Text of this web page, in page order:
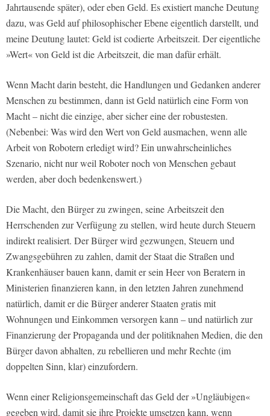
Jahrtausende später), oder eben Geld. Es existiert manche Deutung
dazu, was Geld auf philosophischer Ebene eigentlich darstellt, und
meine Deutung lautet: Geld ist codierte Arbeitszeit. Der eigentliche
»Wert« von Geld ist die Arbeitszeit, die man dafür erhält.
Wenn Macht darin besteht, die Handlungen und Gedanken anderer
Menschen zu bestimmen, dann ist Geld natürlich eine Form von
Macht – nicht die einzige, aber sicher eine der robustesten.
(Nebenbei: Was wird den Wert von Geld ausmachen, wenn alle
Arbeit von Robotern erledigt wird? Ein unwahrscheinliches
Szenario, nicht nur weil Roboter noch von Menschen gebaut
werden, aber doch bedenkenswert.)
Die Macht, den Bürger zu zwingen, seine Arbeitszeit den
Herrschenden zur Verfügung zu stellen, wird heute durch Steuern
indirekt realisiert. Der Bürger wird gezwungen, Steuern und
Zwangsgebühren zu zahlen, damit der Staat die Straßen und
Krankenhäuser bauen kann, damit er sein Heer von Beratern in
Ministerien finanzieren kann, in den letzten Jahren zunehmend
natürlich, damit er die Bürger anderer Staaten gratis mit
Wohnungen und Einkommen versorgen kann – und natürlich zur
Finanzierung der Propaganda und der politiknahen Medien, die den
Bürger davon abhalten, zu rebellieren und mehr Rechte (im
doppelten Sinn, klar) einzufordern.
Wenn einer Religionsgemeinschaft das Geld der »Ungläubigen«
gegeben wird, damit sie ihre Projekte umsetzen kann, wenn